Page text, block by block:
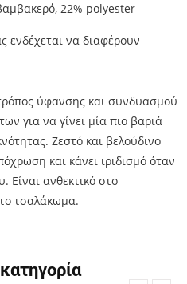
22% polyester
να διαφέρουν
ύφανσης και συνδυασμού
για να γίνει μία πιο βαριά
Ζεστό και βελούδινο
και κάνει ιριδισμό όταν
Είναι ανθεκτικό στο
τσαλάκωμα.